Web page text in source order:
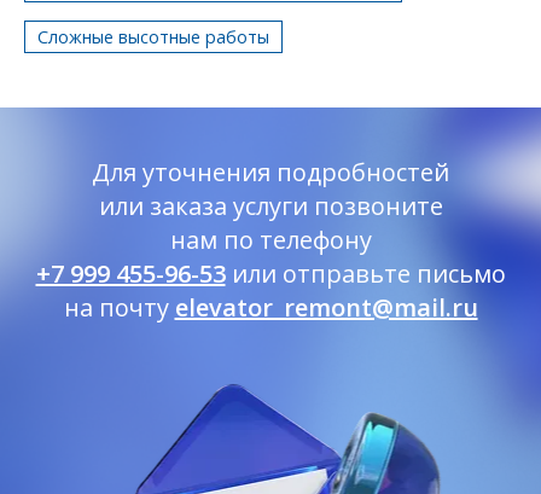
Сложные высотные работы
Для уточнения подробностей
или заказа услуги позвоните
нам по телефону
+7 999 455-96-53 или отправьте письмо
на почту elevator_remont@mail.ru